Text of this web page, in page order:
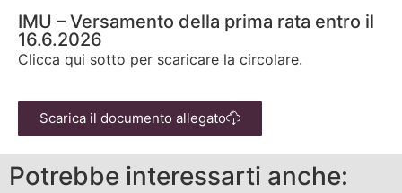
IMU – Versamento della prima rata entro il
16.6.2026
Clicca qui sotto per scaricare la circolare.
Scarica il documento allegato
Potrebbe interessarti anche: